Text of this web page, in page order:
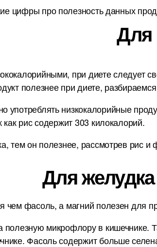
цифры про полезность данных
Для
при диете следует
полезнее при диете,
низкокалорийные
рис содержит 303 килокалорий.
тем он полезнее, рассмотрев рис
Для
чем фасоль, а магний полезен для
полезную микрофлору в кишечнике.
Фасоль содержит больше